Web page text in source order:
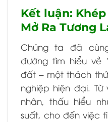
Kết luận:
Mở Ra Tương
Chúng ta đã
đường tìm hiểu về
đất – một thách
nghiệp hiện đại.
nhân, thấu hiểu
suất, cho đến việc